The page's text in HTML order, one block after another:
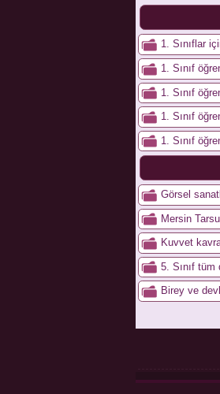
1. Sınıflar
1. Sınıf
1. Sınıf
1. Sınıf
1. Sınıf
Görsel
Mersin
Kuvvet
5. Sınıf tüm
Birey ve